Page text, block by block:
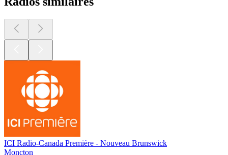
ICI Radio-Canada Première - Nouveau Brunswick
Moncton